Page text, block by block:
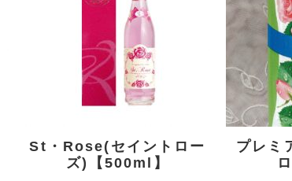
St・Rose(セイントロー
ズ)【500ml】
■特徴 アルコール
フリー(お酒ではあ
りません) のクレ
オパトラが...
プレミ
100
エ
ー